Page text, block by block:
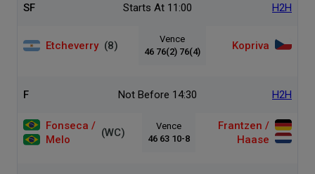
SF Starts At 11:00 H2H
Etcheverry (8)
Vence
46 76(2) 76(4)
Kopriva
F Not Before 14:30 H2H
Fonseca /
Melo
(WC)
Vence
46 63 10-8
Frantzen /
Haase